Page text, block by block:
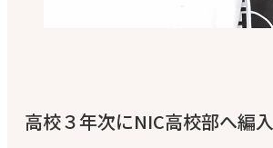
高校３年次にNIC高校部へ編入